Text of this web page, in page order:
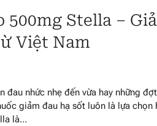
500mg Stella –
Việt Nam
đau nhức nhẹ đến vừa hay những
giảm đau hạ sốt luôn là lựa
là...